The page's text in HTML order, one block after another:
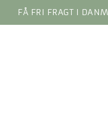
FÅ FRI FRAGT I